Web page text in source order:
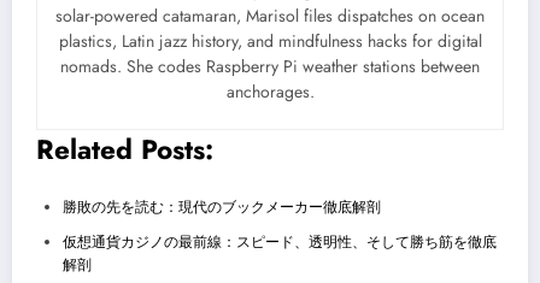
solar-powered catamaran, Marisol files dispatches on ocean
plastics, Latin jazz history, and mindfulness hacks for digital
nomads. She codes Raspberry Pi weather stations between
anchorages.
Related Posts:
勝敗の先を読む：現代のブックメーカー徹底解剖
仮想通貨カジノの最前線：スピード、透明性、そして勝ち筋を徹底
解剖